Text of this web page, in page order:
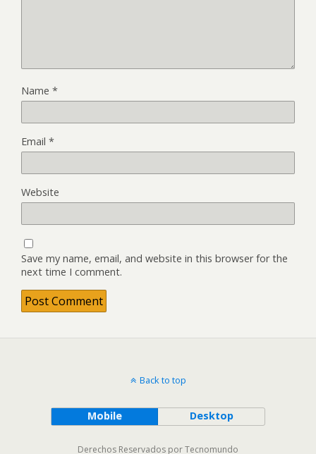
Name *
Email *
Website
Save my name, email, and website in this browser for the
next time I comment.
Back to top
Mobile Desktop
Derechos Reservados por Tecnomundo